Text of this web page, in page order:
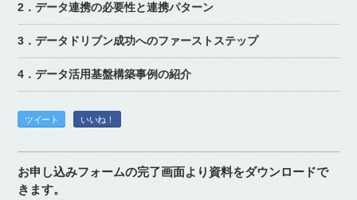
2．データ連携の必要性と連携パターン
3．データドリブン成功へのファーストステップ
4．データ活用基盤構築事例の紹介
ツイート いいね！
お申し込みフォームの完了画面より資料をダウンロードで
きます。